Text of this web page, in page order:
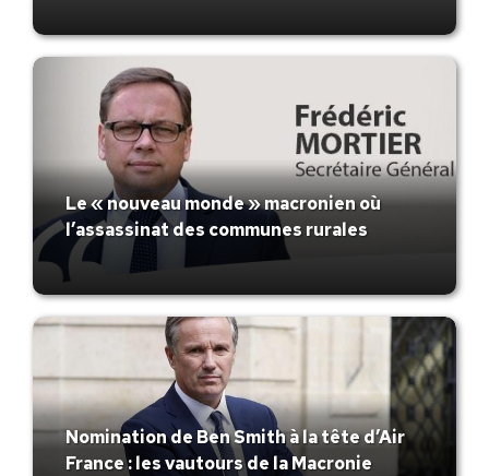
Le « nouveau monde » macronien où
l’assassinat des communes rurales
Nomination de Ben Smith à la tête d’Air
France : les vautours de la Macronie